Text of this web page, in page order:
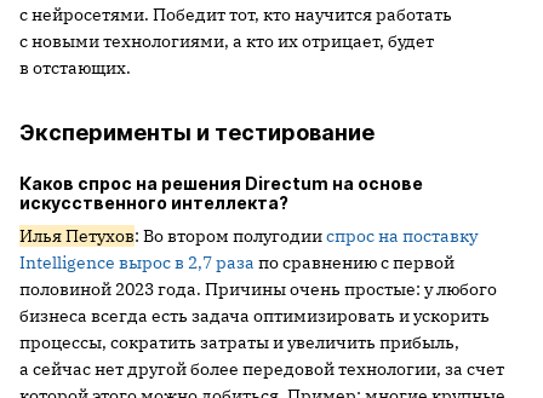
с нейросетями. Победит тот, кто научится работать
с новыми технологиями, а кто их отрицает, будет
в отстающих.
Эксперименты и тестирование
Каков спрос на решения Directum на основе
искусственного интеллекта?
Илья Петухов: Во втором полугодииспрос на поставку
Intelligence вырос в 2,7 раза по сравнению с первой
половиной 2023 года. Причины очень простые: у любого
бизнеса всегда есть задача оптимизировать и ускорить
процессы, сократить затраты и увеличить прибыль,
а сейчас нет другой более передовой технологии, за счет